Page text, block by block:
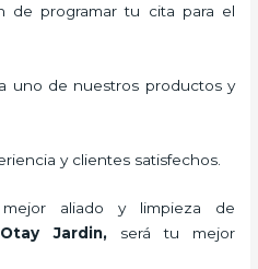
de programar tu cita para el
uno de nuestros productos y
y clientes satisfechos.
aliado y limpieza de
Jardin, será tu mejor